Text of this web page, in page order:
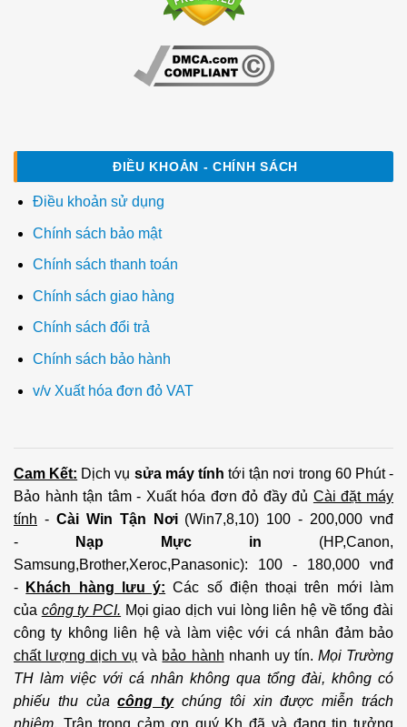
ĐIỀU KHOẢN - CHÍNH SÁCH
Điều khoản sử dụng
Chính sách bảo mật
Chính sách thanh toán
Chính sách giao hàng
Chính sách đổi trả
Chính sách bảo hành
v/v Xuất hóa đơn đỏ VAT
Cam Kết: Dịch vụ sửa máy tính tới tận nơi trong 60 Phút -
Bảo hành tận tâm - Xuất hóa đơn đỏ đầy đủ Cài đặt máy
tính - Cài Win Tận Nơi(Win7,8,10) 100 - 200,000 vnđ
-
Nạp Mực in
(HP,Canon,
Samsung,Brother,Xeroc,Panasonic): 100 - 180,000 vnđ
-
Khách hàng lưu ý: Các số điện thoại trên mới làm
của công ty PCI. Mọi giao dịch vui lòng liên hệ về tổng đài
công ty không liên hệ và làm việc với cá nhân đảm bảo
chất lượng dịch vụ và bảo hành nhanh uy tín. Mọi Trường
TH làm việc với cá nhân không qua tổng đài, không có
phiếu thu củacông tychúng tôi xin được miễn trách